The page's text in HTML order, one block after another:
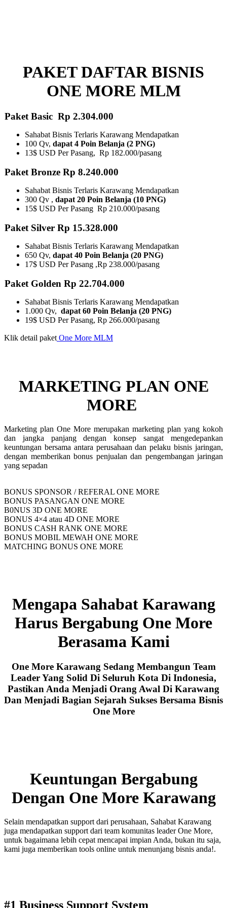
PAKET DAFTAR BISNIS
ONE MORE MLM
Paket Basic Rp 2.304.000
Sahabat Bisnis Terlaris Karawang Mendapatkan
100 Qv, dapat 4 Poin Belanja (2 PNG)
13$ USD Per Pasang, Rp 182.000/pasang
Paket Bronze Rp 8.240.000
Sahabat Bisnis Terlaris Karawang Mendapatkan
300 Qv , dapat 20 Poin Belanja (10 PNG)​
15$ USD Per Pasang Rp 210.000/pasang
Paket Silver Rp 15.328.000
Sahabat Bisnis Terlaris Karawang Mendapatkan
650 Qv, dapat 40 Poin Belanja (20 PNG)
17$ USD Per Pasang ,Rp 238.000/pasang
Paket Golden Rp 22.704.000
Sahabat Bisnis Terlaris Karawang Mendapatkan
1.000 Qv, dapat 60 Poin Belanja (20 PNG)
19$ USD Per Pasang, Rp 266.000/pasang
Klik detail paket One More MLM
MARKETING PLAN ONE
MORE ​
Marketing plan One More merupakan marketing plan yang kokoh
dan jangka panjang dengan konsep sangat mengedepankan
keuntungan bersama antara perusahaan dan pelaku bisnis jaringan,
dengan memberikan bonus penjualan dan pengembangan jaringan
yang sepadan
BONUS SPONSOR / REFERAL ONE MORE
BONUS PASANGAN ONE MORE
B0NUS 3D ONE MORE
BONUS 4×4 atau 4D ONE MORE
BONUS CASH RANK ONE MORE
BONUS MOBIL MEWAH ONE MORE
MATCHING BONUS ONE MORE
Mengapa Sahabat Karawang
Harus Bergabung One More
Berasama Kami
One More Karawang Sedang Membangun Team
Leader Yang Solid Di Seluruh Kota Di Indonesia,
Pastikan Anda Menjadi Orang Awal Di Karawang
Dan Menjadi Bagian Sejarah Sukses Bersama Bisnis
One More
Keuntungan Bergabung
Dengan One More Karawang
Selain mendapatkan support dari perusahaan, Sahabat Karawang
juga mendapatkan support dari team komunitas leader One More,
untuk bagaimana lebih cepat mencapai impian Anda, bukan itu saja,
kami juga memberikan tools online untuk menunjang bisnis anda!.
#1 Business Support System